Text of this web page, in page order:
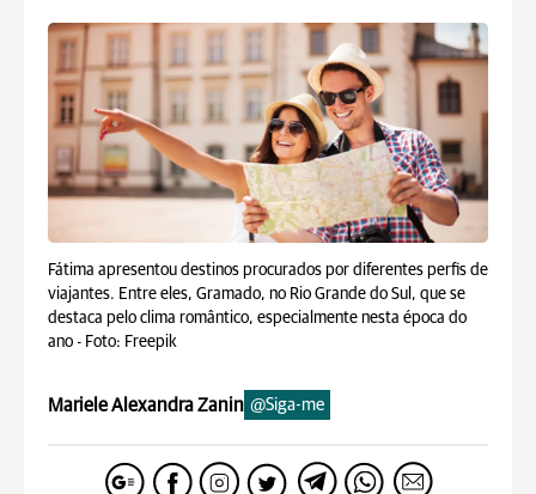
Fátima apresentou destinos procurados por diferentes perfis de
viajantes. Entre eles, Gramado, no Rio Grande do Sul, que se
destaca pelo clima romântico, especialmente nesta época do
ano - Foto: Freepik
Mariele Alexandra Zanin @Siga-me